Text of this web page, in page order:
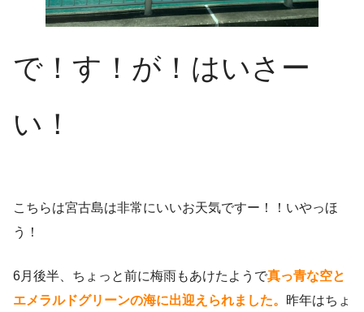
で！す！が！はいさー
い！
こちらは宮古島は非常にいいお天気ですー！！いやっほ
う！
6月後半、ちょっと前に梅雨もあけたようで真っ青な空と
エメラルドグリーンの海に出迎えられました。 昨年はちょ